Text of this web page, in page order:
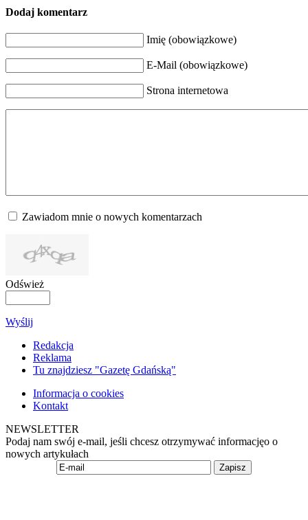
Dodaj komentarz
Imię (obowiązkowe)
E-Mail (obowiązkowe)
Strona internetowa
Zawiadom mnie o nowych komentarzach
Odśwież
Wyślij
Redakcja
Reklama
Tu znajdziesz "Gazetę Gdańską"
Informacja o cookies
Kontakt
NEWSLETTER
Podaj nam swój e-mail, jeśli chcesz otrzymywać informacjęo o
nowych artykułach
Zapisz